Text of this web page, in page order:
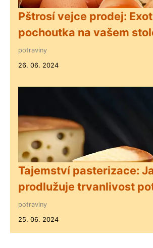
Pštrosí vejce prodej:
pochoutka na vašem
potraviny
26. 06. 2024
Tajemství pasterizace:
prodlužuje trvanlivost
potraviny
25. 06. 2024